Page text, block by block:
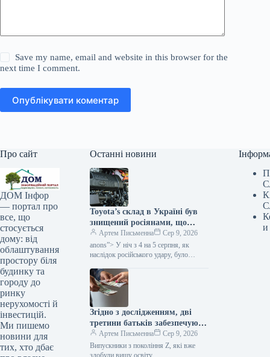
Save my name, email and website in this browser for the
next time I comment.
Опублікувати коментар
Про сайт
ДОМ Інфор
— портал про
все, що
стосується
дому: від
облаштування
простору біля
будинку та
городу до
ринку
нерухомості й
інвестицій.
Ми пишемо
новини для
тих, хто дбає
Останні новини
Toyota’s склад в Україні був
знищений росіянами, що
може призвести до затримок у
постачанні запчастин, за
даними Мінфіну.
Артем Письменна
Сер 9, 2026
anons”> У ніч з 4 на 5 серпня, як
наслідок російського удару, було
елементами та супутньою…
Згідно з дослідженням, дві
третини батьків забезпечують
фінансову підтримку своїх
дорослих дітей з покоління Z.
Артем Письменна
Сер 9, 2026
Випускники з покоління Z, які вже
и